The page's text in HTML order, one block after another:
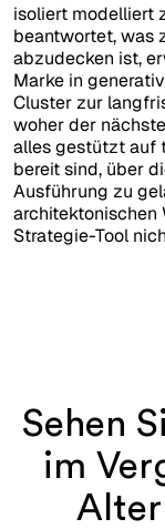
isoliert modelliert
beantwortet, was
abzudecken ist,
Marke in
Cluster zur
woher der
alles gestützt auf
bereit sind, über
Ausführung zu
architektonischen
Strategie-Tool
Sehen
im